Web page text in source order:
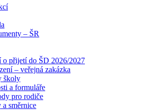
– ŠR
o přijetí do ŠD 2026/2027
– veřejná zakázka
školy
a formuláře
pro rodiče
a směrnice